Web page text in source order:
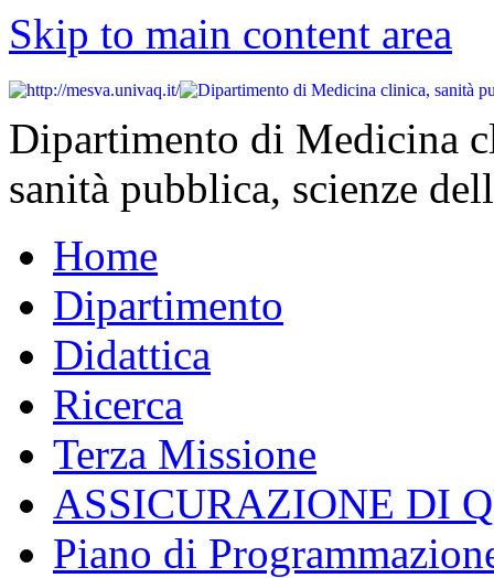
Skip to main content area
Dipartimento di Medicina
sanità pubblica, scienze
Home
Dipartimento
Didattica
Ricerca
Terza Missione
ASSICURAZIONE DI
Piano di